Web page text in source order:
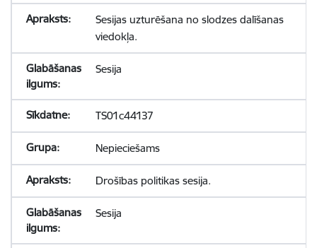
Sesijas uzturēšana no slodzes dalīšanas
viedokļa.
Sesija
TS01c44137
Nepieciešams
Drošības politikas sesija.
Sesija